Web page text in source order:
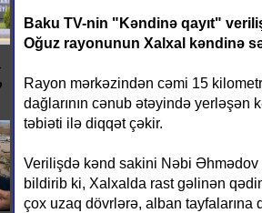
Baku TV-nin "Kəndinə qayıt"
Oğuz rayonunun Xalxal kəndinə
Rayon mərkəzindən cəmi 15
dağlarının cənub ətəyində yerləşən
təbiəti ilə diqqət çəkir.
Verilişdə kənd sakini Nəbi
bildirib ki, Xalxalda rast gəlinən
çox uzaq dövrlərə, alban tayfalarına